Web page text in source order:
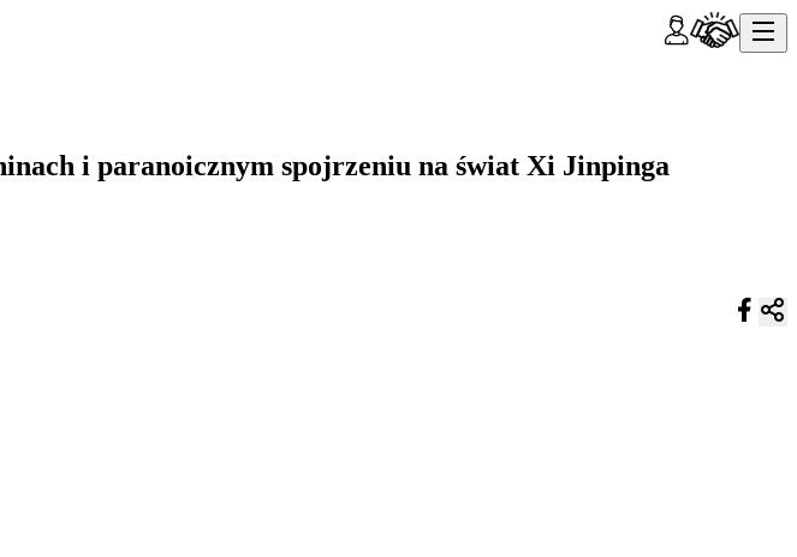
i paranoicznym spojrzeniu na świat Xi Jinpinga